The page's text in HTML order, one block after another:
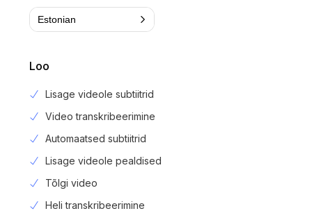
Estonian
Loo
Lisage videole subtiitrid
Video transkribeerimine
Automaatsed subtiitrid
Lisage videole pealdised
Tõlgi video
Heli transkribeerimine